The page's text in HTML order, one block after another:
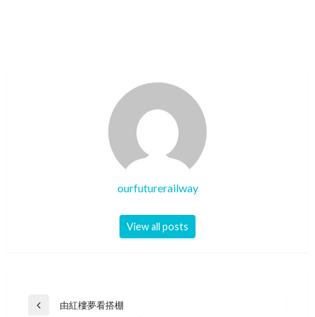
ourfuturerailway
View all posts
Post
Previous
由紅樓夢看搭棚